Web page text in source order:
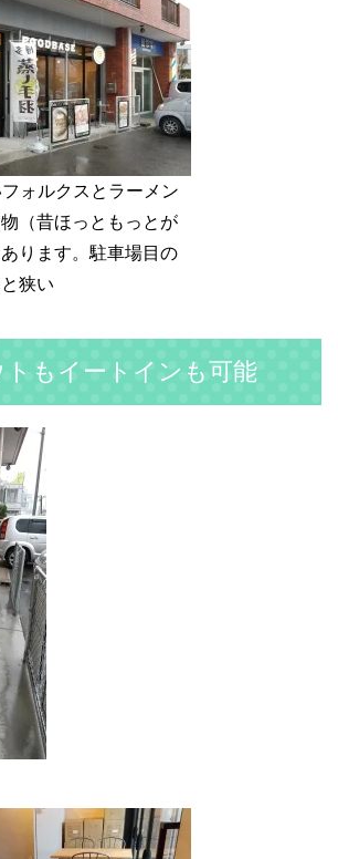
ォルクスとラーメン
（昔ほっともっとが
ります。駐車場目の
狭い
もイートインも可能